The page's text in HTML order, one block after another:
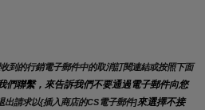
到的行銷電子郵件中的取消訂閱連結或按照下面
們聯繫，來告訴我們不要通過電子郵件向您
出請求以{插入商店的CS電子郵件]來選擇不接